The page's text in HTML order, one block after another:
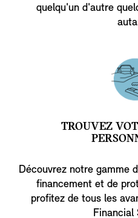
quelqu'un d'autre
TROUVEZ
Découvrez notre gamme
financement et de
profitez de tous les
Financial